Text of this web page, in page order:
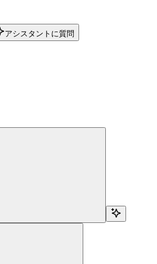
アシスタントに質問